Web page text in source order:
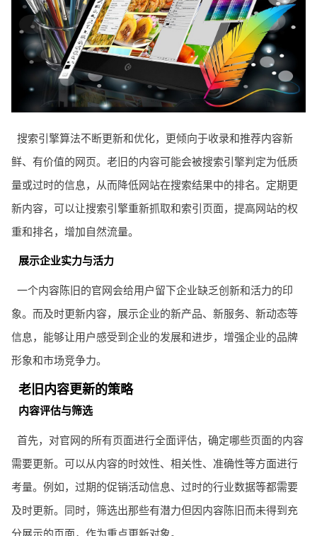
搜索引擎算法不断更新和优化，更倾向于收录和推荐内容新
鲜、有价值的网页。老旧的内容可能会被搜索引擎判定为低质
量或过时的信息，从而降低网站在搜索结果中的排名。定期更
新内容，可以让搜索引擎重新抓取和索引页面，提高网站的权
重和排名，增加自然流量。
展示企业实力与活力
一个内容陈旧的官网会给用户留下企业缺乏创新和活力的印
象。而及时更新内容，展示企业的新产品、新服务、新动态等
信息，能够让用户感受到企业的发展和进步，增强企业的品牌
形象和市场竞争力。
老旧内容更新的策略
内容评估与筛选
首先，对官网的所有页面进行全面评估，确定哪些页面的内容
需要更新。可以从内容的时效性、相关性、准确性等方面进行
考量。例如，过期的促销活动信息、过时的行业数据等都需要
及时更新。同时，筛选出那些有潜力但因内容陈旧而未得到充
分展示的页面，作为重点更新对象。